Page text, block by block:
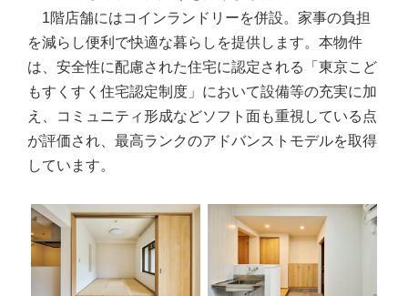
1階店舗にはコインランドリーを併設。家事の負担
を減らし便利で快適な暮らしを提供します。本物件
は、安全性に配慮された住宅に認定される「東京こど
もすくすく住宅認定制度」において設備等の充実に加
え、コミュニティ形成などソフト面も重視している点
が評価され、最高ランクのアドバンストモデルを取得
しています。